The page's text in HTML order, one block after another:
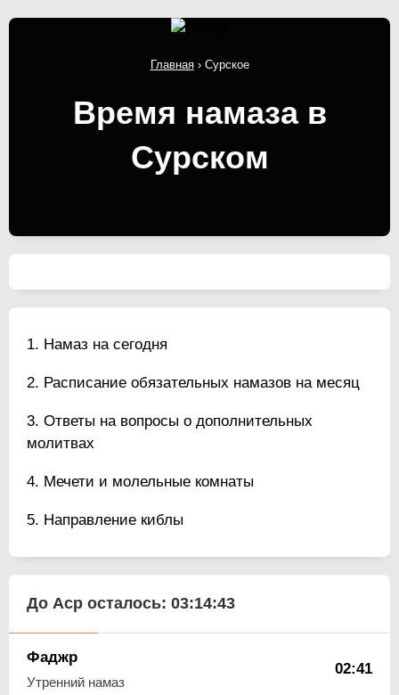
Главная› Сурское
Время намаза в
Сурском
Намаз на сегодня
Расписание обязательных намазов на месяц
Ответы на вопросы о дополнительных
молитвах
Мечети и молельные комнаты
Направление киблы
До Аср осталось: 03:14:43
Фаджр
Утренний намаз
02:41